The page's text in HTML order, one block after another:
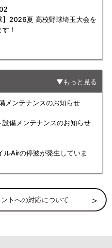
】2026夏 高校野球埼玉大会を
！
もっと見る
メンテナンスのお知らせ
備メンテナンスのお知らせ
Airの停波が発生していま
トへの対応について